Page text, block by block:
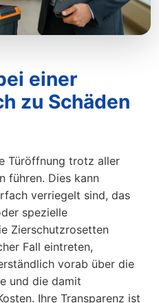
einer
zu Schäden
Türöffnung trotz aller
führen. Dies kann
verriegelt sind, das
spezielle
Zierschutzrosetten
Fall eintreten,
vorab über die
und die damit
Ihre Transparenz ist